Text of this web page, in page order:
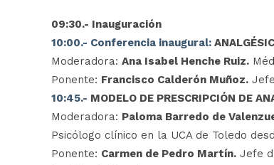
09:30.- Inauguración
10:00.- Conferencia inaugural:
Moderadora: Ana Isabel Henche Ruiz.
Ponente: Francisco Calderón Muñoz.
10:45.- MODELO DE PRESCRIPCIÓN DE
Moderadora: Paloma Barredo de
Psicólogo clínico en la UCA de Toledo
Ponente: Carmen de Pedro Martín. Jefe